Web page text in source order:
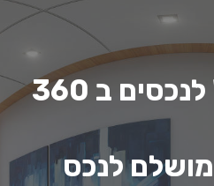
סיור וירטואלי" לנכסים ב 360
חלון הראווה המושלם לנכס